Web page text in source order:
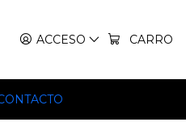
ACCESO CARRO